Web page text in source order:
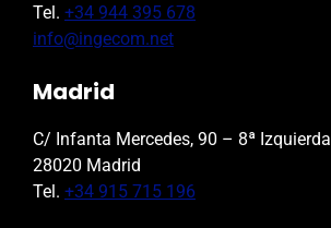
Tel. +34 944 395 678
info@ingecom.net
Madrid
C/ Infanta Mercedes, 90 – 8ª Izquierda
28020 Madrid
Tel. +34 915 715 196